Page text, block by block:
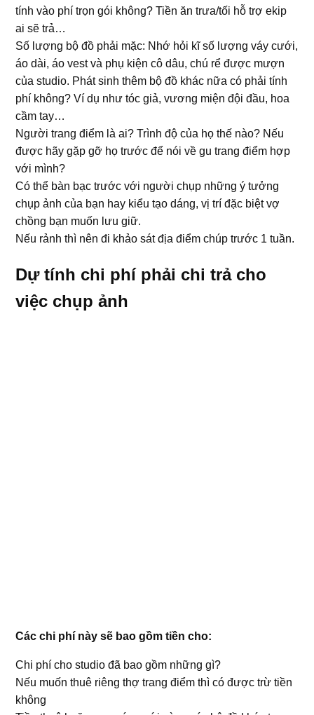
tính vào phí trọn gói không? Tiền ăn trưa/tối hỗ trợ ekip
ai sẽ trả…
Số lượng bộ đồ phải mặc: Nhớ hỏi kĩ số lượng váy cưới,
áo dài, áo vest và phụ kiện cô dâu, chú rể được mượn
của studio. Phát sinh thêm bộ đồ khác nữa có phải tính
phí không? Ví dụ như tóc giả, vương miện đội đầu, hoa
cầm tay…
Người trang điểm là ai? Trình độ của họ thế nào? Nếu
được hãy gặp gỡ họ trước để nói về gu trang điểm hợp
với mình?
Có thể bàn bạc trước với người chụp những ý tưởng
chụp ảnh của bạn hay kiểu tạo dáng, vị trí đặc biệt vợ
chồng bạn muốn lưu giữ.
Nếu rảnh thì nên đi khảo sát địa điểm chúp trước 1 tuần.
Dự tính chi phí phải chi trả cho
việc chụp ảnh
Các chi phí này sẽ bao gồm tiền cho:
Chi phí cho studio đã bao gồm những gì?
Nếu muốn thuê riêng thợ trang điểm thì có được trừ tiền
không